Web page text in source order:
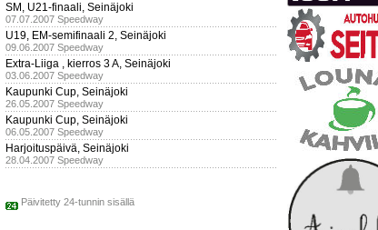
SM, U21-finaali, Seinäjoki
07.07.2007 Speedway
U19, EM-semifinaali 2, Seinäjoki
09.06.2007 Speedway
Extra-Liiga , kierros 3 A, Seinäjoki
03.06.2007 Speedway
Kaupunki Cup, Seinäjoki
26.05.2007 Speedway
Kaupunki Cup, Seinäjoki
06.05.2007 Speedway
Harjoituspäivä, Seinäjoki
28.04.2007 Speedway
Päivitetty 24-tunnin sisällä